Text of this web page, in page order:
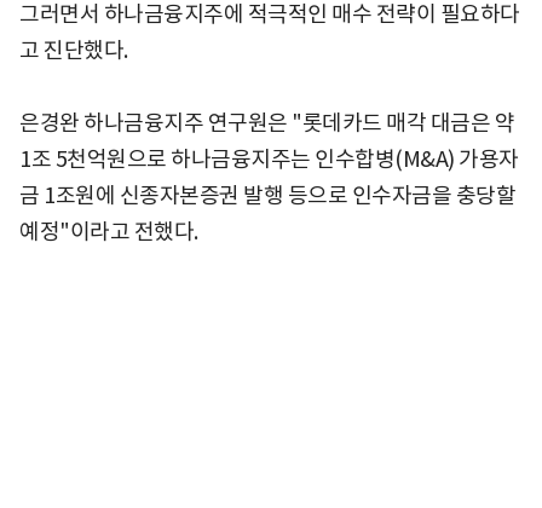
그러면서 하나금융지주에 적극적인 매수 전략이 필요하다
고 진단했다.
은경완 하나금융지주 연구원은 "롯데카드 매각 대금은 약
1조 5천억원으로 하나금융지주는 인수합병(M&A) 가용자
금 1조원에 신종자본증권 발행 등으로 인수자금을 충당할
예정"이라고 전했다.